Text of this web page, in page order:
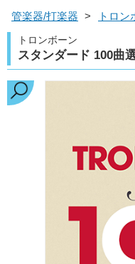
管楽器/打楽器 > トロ
トロンボーン
スタンダード 100曲